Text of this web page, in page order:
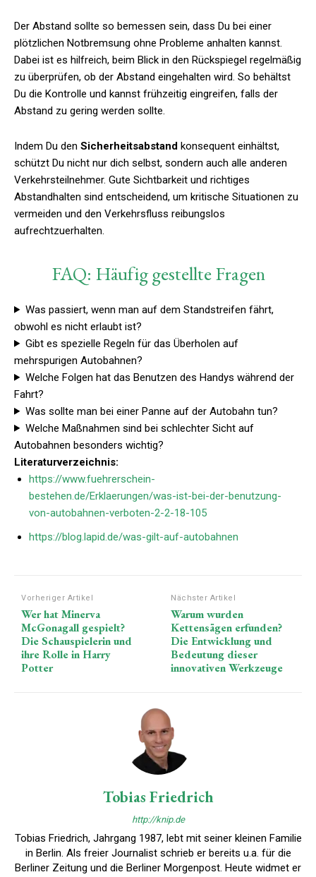
Der Abstand sollte so bemessen sein, dass Du bei einer
plötzlichen Notbremsung ohne Probleme anhalten kannst.
Dabei ist es hilfreich, beim Blick in den Rückspiegel regelmäßig
zu überprüfen, ob der Abstand eingehalten wird. So behältst
Du die Kontrolle und kannst frühzeitig eingreifen, falls der
Abstand zu gering werden sollte.
Indem Du den Sicherheitsabstand konsequent einhältst,
schützt Du nicht nur dich selbst, sondern auch alle anderen
Verkehrsteilnehmer. Gute Sichtbarkeit und richtiges
Abstandhalten sind entscheidend, um kritische Situationen zu
vermeiden und den Verkehrsfluss reibungslos
aufrechtzuerhalten.
FAQ: Häufig gestellte Fragen
Was passiert, wenn man auf dem Standstreifen fährt,
obwohl es nicht erlaubt ist?
Gibt es spezielle Regeln für das Überholen auf
mehrspurigen Autobahnen?
Welche Folgen hat das Benutzen des Handys während der
Fahrt?
Was sollte man bei einer Panne auf der Autobahn tun?
Welche Maßnahmen sind bei schlechter Sicht auf
Autobahnen besonders wichtig?
Literaturverzeichnis:
https://www.fuehrerschein-
bestehen.de/Erklaerungen/was-ist-bei-der-benutzung-
von-autobahnen-verboten-2-2-18-105
https://blog.lapid.de/was-gilt-auf-autobahnen
Vorheriger Artikel
Wer hat Minerva
McGonagall gespielt?
Die Schauspielerin und
ihre Rolle in Harry
Potter
Nächster Artikel
Warum wurden
Kettensägen erfunden?
Die Entwicklung und
Bedeutung dieser
innovativen Werkzeuge
Tobias Friedrich
http://knip.de
Tobias Friedrich, Jahrgang 1987, lebt mit seiner kleinen Familie
in Berlin. Als freier Journalist schrieb er bereits u.a. für die
Berliner Zeitung und die Berliner Morgenpost. Heute widmet er